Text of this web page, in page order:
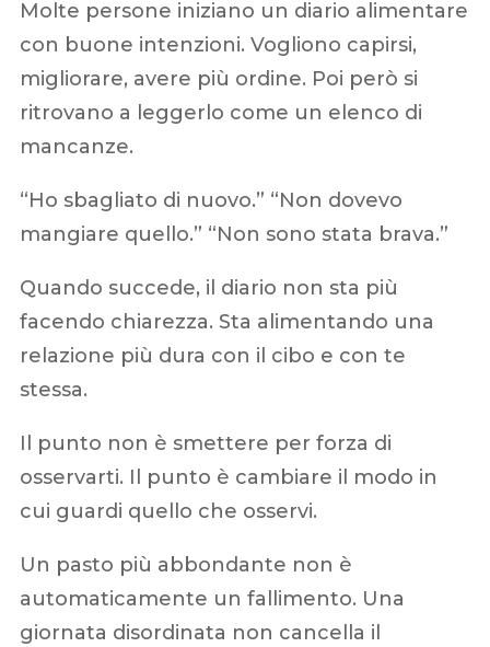
Molte persone iniziano un diario alimentare
con buone intenzioni. Vogliono capirsi,
migliorare, avere più ordine. Poi però si
ritrovano a leggerlo come un elenco di
mancanze.
“Ho sbagliato di nuovo.” “Non dovevo
mangiare quello.” “Non sono stata brava.”
Quando succede, il diario non sta più
facendo chiarezza. Sta alimentando una
relazione più dura con il cibo e con te
stessa.
Il punto non è smettere per forza di
osservarti. Il punto è cambiare il modo in
cui guardi quello che osservi.
Un pasto più abbondante non è
automaticamente un fallimento. Una
giornata disordinata non cancella il